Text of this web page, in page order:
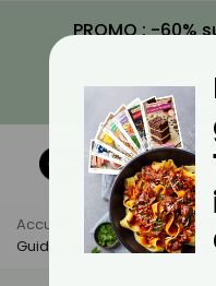
PROMO : -60%
Accueil Actus
Bien-
Guide : Comment